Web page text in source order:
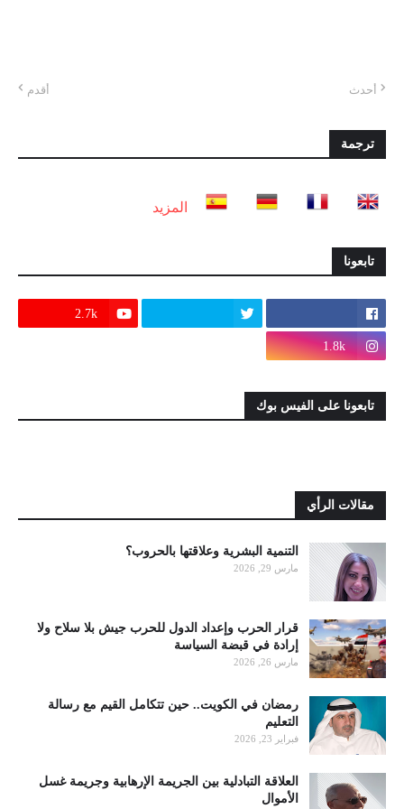
أحدث أقدم
ترجمة
المزيد
تابعونا
2.7k
1.8k
تابعونا على الفيس بوك
مقالات الرأي
التنمية البشرية وعلاقتها بالحروب؟
مارس 29, 2026
قرار الحرب وإعداد الدول للحرب جيش بلا سلاح ولا
إرادة في قبضة السياسة
مارس 26, 2026
رمضان في الكويت.. حين تتكامل القيم مع رسالة
التعليم
فبراير 23, 2026
العلاقة التبادلية بين الجريمة الإرهابية وجريمة غسل
الأموال